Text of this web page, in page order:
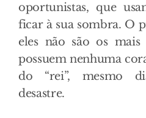
oportunistas, que
ficar à sua sombra. O
eles não são os mais
possuem nenhuma
do “rei”, mesmo
desastre.